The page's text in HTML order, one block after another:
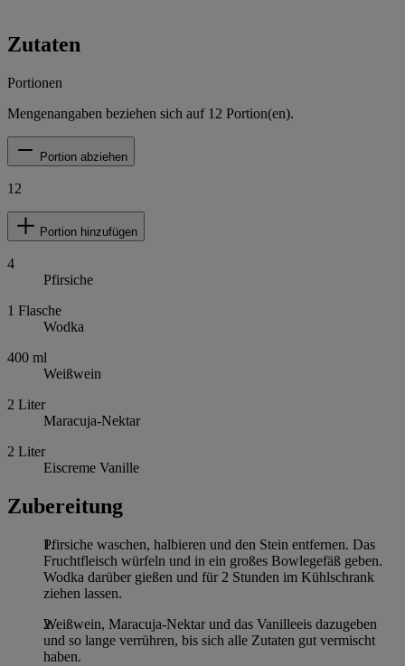
Zutaten
Portionen
Mengenangaben beziehen sich auf 12 Portion(en).
Portion abziehen
12
Portion hinzufügen
4
Pfirsiche
1 Flasche
Wodka
400 ml
Weißwein
2 Liter
Maracuja-Nektar
2 Liter
Eiscreme Vanille
Zubereitung
Pfirsiche waschen, halbieren und den Stein entfernen. Das
Fruchtfleisch würfeln und in ein großes Bowlegefäß geben.
Wodka darüber gießen und für 2 Stunden im Kühlschrank
ziehen lassen.
Weißwein, Maracuja-Nektar und das Vanilleeis dazugeben
und so lange verrühren, bis sich alle Zutaten gut vermischt
haben.